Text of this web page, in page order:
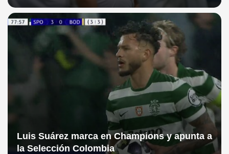
Luis Suárez marca en Champions y apunta a
la Selección Colombia